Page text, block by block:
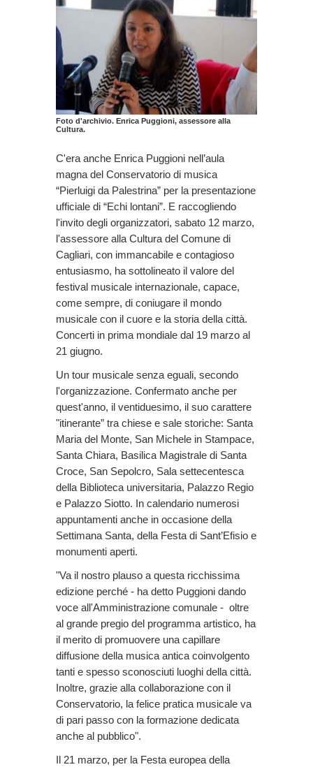
Foto d'archivio. Enrica Puggioni, assessore alla
Cultura.
C'era anche Enrica Puggioni nell’aula
magna del Conservatorio di musica
“Pierluigi da Palestrina” per la presentazione
ufficiale di “Echi lontani”. E raccogliendo
l'invito degli organizzatori, sabato 12 marzo,
l'assessore alla Cultura del Comune di
Cagliari, con immancabile e contagioso
entusiasmo, ha sottolineato il valore del
festival musicale internazionale, capace,
come sempre, di coniugare il mondo
musicale con il cuore e la storia della città.
Concerti in prima mondiale dal 19 marzo al
21 giugno.
Un tour musicale senza eguali, secondo
l'organizzazione. Confermato anche per
quest'anno, il ventiduesimo, il suo carattere
"itinerante” tra chiese e sale storiche: Santa
Maria del Monte, San Michele in Stampace,
Santa Chiara, Basilica Magistrale di Santa
Croce, San Sepolcro, Sala settecentesca
della Biblioteca universitaria, Palazzo Regio
e Palazzo Siotto. In calendario numerosi
appuntamenti anche in occasione della
Settimana Santa, della Festa di Sant’Efisio e
monumenti aperti.
"Va il nostro plauso a questa ricchissima
edizione perché - ha detto Puggioni dando
voce all'Amministrazione comunale - oltre
al grande pregio del programma artistico, ha
il merito di promuovere una capillare
diffusione della musica antica coinvolgento
tanti e spesso sconosciuti luoghi della città.
Inoltre, grazie alla collaborazione con il
Conservatorio, la felice pratica musicale va
di pari passo con la formazione dedicata
anche al pubblico".
Il 21 marzo, per la Festa europea della